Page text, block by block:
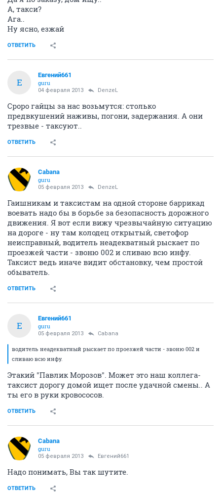
А, такси?
Ага..
Ну ясно, езжай
ОТВЕТИТЬ
Е
Евгений661
guru
04 февраля 2013 DenzeL
Сроро гайцы за нас возьмутся: столько
предвкушений наживы, погони, задержания. А они
трезвые - таксуют..
ОТВЕТИТЬ
Cabana
guru
05 февраля 2013 DenzeL
Гаишникам и таксистам на одной стороне баррикад
воевать надо бы в борьбе за безопасность дорожного
движения. Я вот если вижу чрезвычайную ситуацию
на дороге - ну там колодец открытый, светофор
неисправный, водитель неадекватный рыскает по
проезжей части - звоню 002 и сливаю всю инфу.
Таксист ведь иначе видит обстановку, чем простой
обыватель.
ОТВЕТИТЬ
Е
Евгений661
guru
05 февраля 2013 Cabana
водитель неадекватный рыскает по проезжей части - звоню 002 и
сливаю всю инфу.
Этакий "Павлик Морозов". Может это наш коллега-
таксист дорогу домой ищет после удачной смены.. А
ты его в руки кровососов.
ОТВЕТИТЬ
Cabana
guru
05 февраля 2013 Евгений661
Надо понимать, Вы так шутите.
ОТВЕТИТЬ